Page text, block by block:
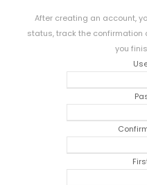
After creating an account,
status,track the confirmation
you